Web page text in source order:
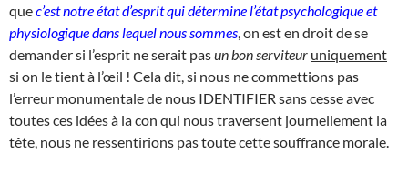
quec’est notre état d’esprit qui détermine l’état psychologique et
physiologique dans lequel nous sommes , on est en droit de se
demander si l’esprit ne serait pasun bon serviteur uniquement
si on le tient à l’œil ! Cela dit, si nous ne commettions pas
l’erreur monumentale de nous IDENTIFIER sans cesse avec
toutes ces idées à la con qui nous traversent journellement la
tête, nous ne ressentirions pas toute cette souffrance morale.